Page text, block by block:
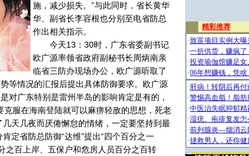
施，减少损失。”与此同时，省长黄华
华、副省长李容根也分别至电省防总
作出相关指示。
今天13：30时，广东省委副书记
欧广源率领省政府副秘书长周炳南亲
临省三防办现场办公，欧广源听取了
等情况的汇报后提出具体防御要求。欧广源
对广东特别是雷州半岛的影响肯定是有的，
服在海南登陆就可以麻痹轻敌的思想，死老
天几夜而厌倦懈怠的情绪，一定要坚持到最
定省防总防御“达维”提出“四个百分之一
之百上岸、五保户和危房人员百分之百转